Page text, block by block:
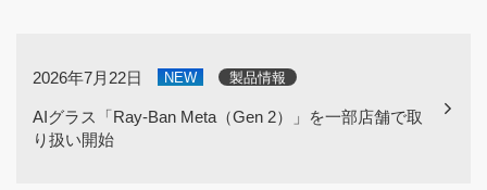
2026年7月22日 NEW 製品情報
AIグラス「Ray-Ban Meta（Gen 2）」を一部店舗で取
り扱い開始